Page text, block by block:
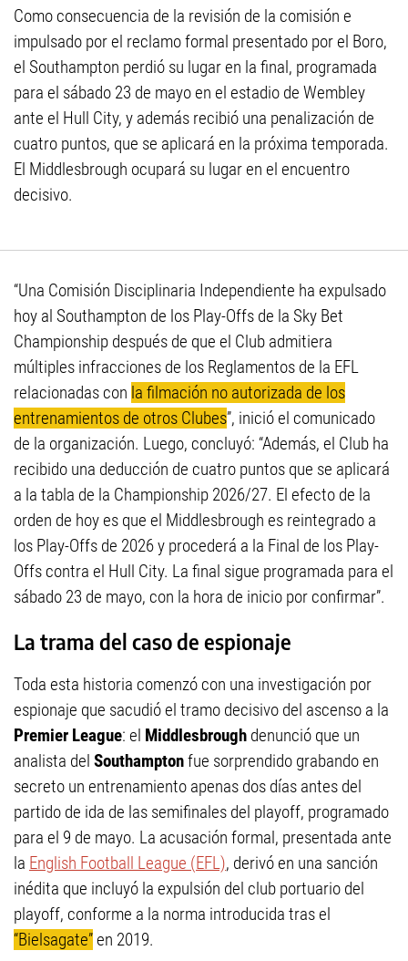
Como consecuencia de la revisión de la comisión e
impulsado por el reclamo formal presentado por el Boro,
el Southampton perdió su lugar en la final, programada
para el sábado 23 de mayo en el estadio de Wembley
ante el Hull City, y además recibió una penalización de
cuatro puntos, que se aplicará en la próxima temporada.
El Middlesbrough ocupará su lugar en el encuentro
decisivo.
“Una Comisión Disciplinaria Independiente ha expulsado
hoy al Southampton de los Play-Offs de la Sky Bet
Championship después de que el Club admitiera
múltiples infracciones de los Reglamentos de la EFL
relacionadas con la filmación no autorizada de los
entrenamientos de otros Clubes”, inició el comunicado
de la organización. Luego, concluyó: “Además, el Club ha
recibido una deducción de cuatro puntos que se aplicará
a la tabla de la Championship 2026/27. El efecto de la
orden de hoy es que el Middlesbrough es reintegrado a
los Play-Offs de 2026 y procederá a la Final de los Play-
Offs contra el Hull City. La final sigue programada para el
sábado 23 de mayo, con la hora de inicio por confirmar”.
La trama del caso de espionaje
Toda esta historia comenzó con una investigación por
espionaje que sacudió el tramo decisivo del ascenso a la
Premier League: el Middlesbrough denunció que un
analista del Southamptonfue sorprendido grabando en
secreto un entrenamiento apenas dos días antes del
partido de ida de las semifinales del playoff, programado
para el 9 de mayo. La acusación formal, presentada ante
la English Football League (EFL), derivó en una sanción
inédita que incluyó la expulsión del club portuario del
playoff, conforme a la norma introducida tras el
“Bielsagate”en 2019.